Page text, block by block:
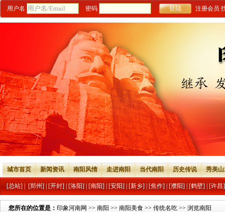
用户名 密码 注册会员
城市首页 新闻资讯 南阳风情 走进南阳 当代南阳 历史传说 秀美
[总站] [郑州] [开封] [洛阳] [南阳] [安阳] [新乡] [焦作] [濮阳] [鹤壁] [许昌]
您所在的位置是： 印象河南网 >> 南阳 >> 南阳美食 >> 传统名吃 >> 浏览南阳